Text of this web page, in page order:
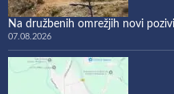
Na družbenih omrežjih novi
07.08.2026